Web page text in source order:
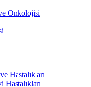
Onkolojisi
Hastalıkları
Hastalıkları